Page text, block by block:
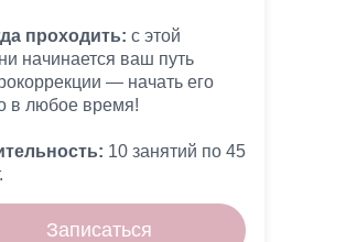
Записаться
проходить: с этой
начинается ваш путь
— начать его
в любое время!
10 занятий по 45